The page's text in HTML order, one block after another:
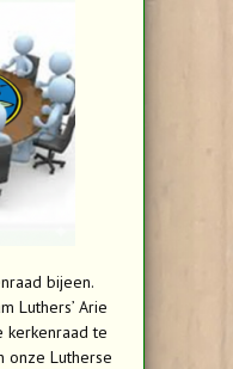
bijeen.
Luthers’ Arie
kerkenraad te
onze Lutherse